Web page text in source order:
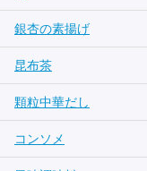
銀杏の素揚げ
昆布茶
顆粒中華だし
コンソメ